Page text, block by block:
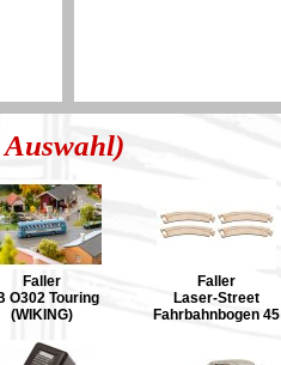
Faller
O302 Touring
(WIKING)
Faller
Laser-Street
Fahrbahnbogen 45